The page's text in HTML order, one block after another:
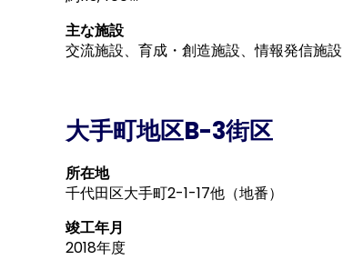
主な施設
交流施設、育成・創造施設、情報発信施
大手町地区B-3街区
所在地
千代田区大手町2-1-17他（地番）
竣工年月
2018年度